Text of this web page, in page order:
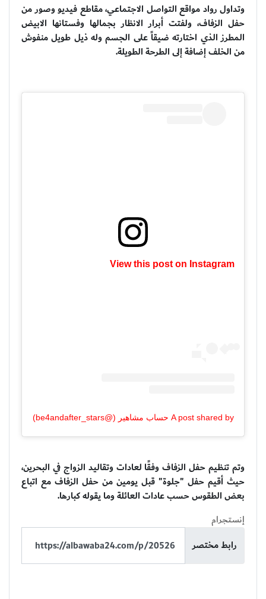
وتداول رواد مواقع التواصل الاجتماعي، مقاطع فيديو وصور من
حفل الزفاف، ولفتت أبرار الانظار بجمالها وفستانها الابيض
المطرز الذي اختارته ضيقاً على الجسم وله ذيل طويل منفوش
من الخلف إضافة إلى الطرحة الطويلة.
View this post on Instagram
A post shared by حساب مشاهير (@be4andafter_stars)
وتم تنظيم حفل الزفاف وفقًا لعادات وتقاليد الزواج في البحرين،
حيث أقيم حفل "جلوة" قبل يومين من حفل الزفاف مع اتباع
بعض الطقوس حسب عادات العائلة وما يقوله كبارها.
إنستجرام
رابط مختصر